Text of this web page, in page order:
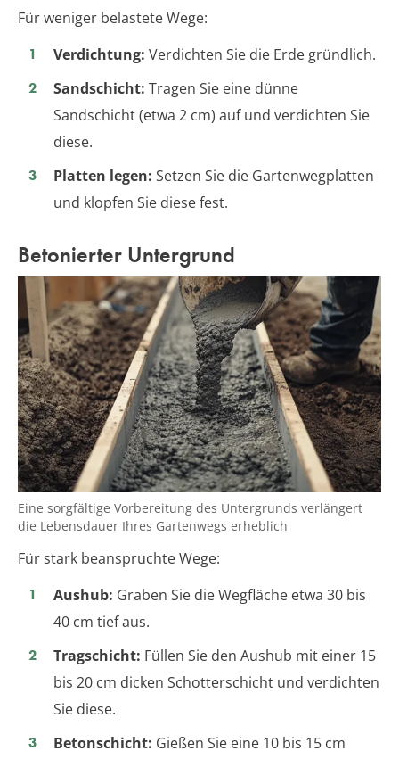
Für weniger belastete Wege:
Verdichtung: Verdichten Sie die Erde gründlich.
Sandschicht: Tragen Sie eine dünne
Sandschicht (etwa 2 cm) auf und verdichten Sie
diese.
Platten legen: Setzen Sie die Gartenwegplatten
und klopfen Sie diese fest.
Betonierter Untergrund
Eine sorgfältige Vorbereitung des Untergrunds verlängert
die Lebensdauer Ihres Gartenwegs erheblich
Für stark beanspruchte Wege:
Aushub: Graben Sie die Wegfläche etwa 30 bis
40 cm tief aus.
Tragschicht: Füllen Sie den Aushub mit einer 15
bis 20 cm dicken Schotterschicht und verdichten
Sie diese.
Betonschicht: Gießen Sie eine 10 bis 15 cm